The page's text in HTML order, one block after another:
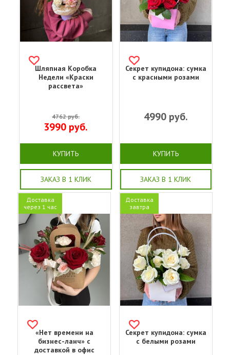
Шляпная Коробка
Недели «Краски
рассвета»
4762руб.
3990 руб.
КУПИТЬ
ЗАКАЗ В 1 КЛИК
Секрет купидона: сумка
с красными розами
4990руб.
КУПИТЬ
ЗАКАЗ В 1 КЛИК
Доставка
через 1 час
«Нет времени на
бизнес-ланч» с
доставкой в офис
Доставка
завтра
Секрет купидона: сумка
с белыми розами